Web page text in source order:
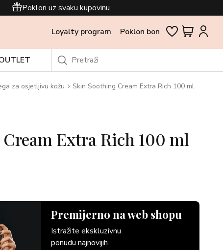
Poklon uz svaku kupovinu
Loyalty program Poklon bon
za osjetljivu kožu Skin Soothing Cream Extra Rich 100 ml
Extra Rich 100 ml
Premijerno na web shopu
Istražite ekskluzivnu
ponudu najnovijih